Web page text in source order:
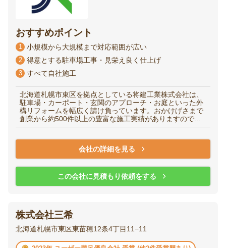
おすすめポイント
1 小規模から大規模まで対応範囲が広い
2 得意とする駐車場工事・見栄え良く仕上げ
3 すべて自社施工
北海道札幌市東区を拠点としている将建工業株式会社は、
駐車場・カーポート・玄関のアプローチ・お庭といった外
構リフォームを幅広く請け負っています。おかけげさまで
創業から約500件以上の豊富な施工実績がありますので...
会社の詳細を見る
この会社に見積もり依頼をする
株式会社三希
北海道札幌市東区東苗穂12条4丁目11−11